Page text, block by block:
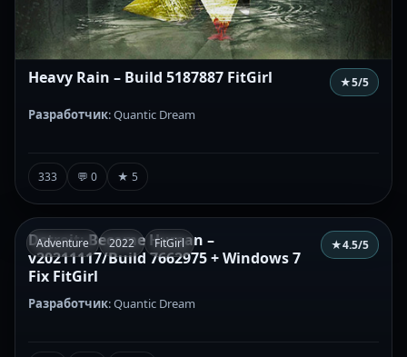
Heavy Rain – Build 5187887 FitGirl ★5/5
Разработчик: Quantic Dream
333 💬 0 ★ 5
Adventure 2022 FitGirl
Detroit: Become Human –
v20211117/Build 7662975 + Windows 7
Fix FitGirl
★4.5/5
Разработчик: Quantic Dream